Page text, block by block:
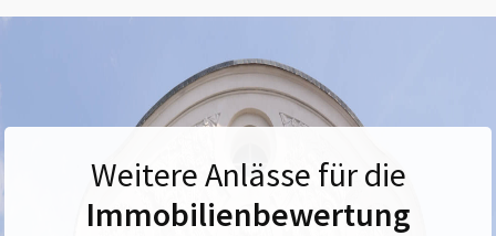
Weitere Anlässe für die
Immobilienbewertung